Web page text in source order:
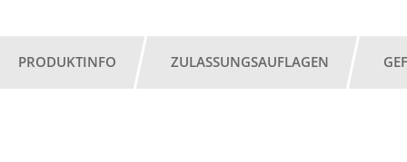
PRODUKTINFO ZULASSUNGSAUFLAGEN